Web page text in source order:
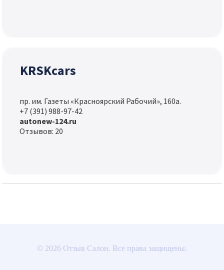
KRSKcars
пр. им. Газеты «Красноярский Рабочий», 160а.
+7 (391) 988-97-42
autonew-124.ru
Отзывов: 20
© 2026 Отзыв Салон. Все права защищены.